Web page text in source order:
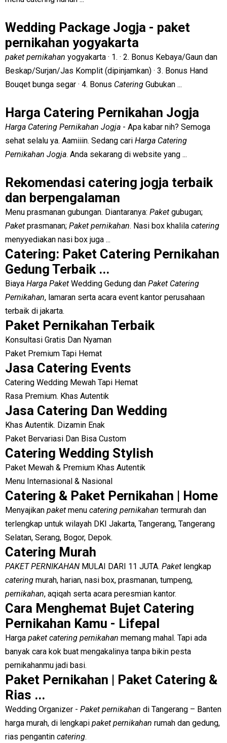
Wedding Package Jogja - paket
pernikahan yogyakarta
paket pernikahan yogyakarta · 1. · 2. Bonus Kebaya/Gaun dan
Beskap/Surjan/Jas Komplit (dipinjamkan) · 3. Bonus Hand
Bouqet bunga segar · 4. Bonus Catering Gubukan ...
Harga Catering Pernikahan Jogja
Harga Catering Pernikahan Jogja - Apa kabar nih? Semoga
sehat selalu ya. Aamiiin. Sedang cari Harga Catering
Pernikahan Jogja. Anda sekarang di website yang ...
Rekomendasi catering jogja terbaik
dan berpengalaman
Menu prasmanan gubungan. Diantaranya: Paket gubugan;
Paket prasmanan; Paket pernikahan. Nasi box khalila catering
menyyediakan nasi box juga ...
Catering: Paket Catering Pernikahan
Gedung Terbaik ...
Biaya Harga Paket Wedding Gedung dan Paket Catering
Pernikahan, lamaran serta acara event kantor perusahaan
terbaik di jakarta.
Paket Pernikahan Terbaik
Konsultasi Gratis Dan Nyaman
Paket Premium Tapi Hemat
Jasa Catering Events
Catering Wedding Mewah Tapi Hemat
Rasa Premium. Khas Autentik
Jasa Catering Dan Wedding
Khas Autentik. Dizamin Enak
Paket Bervariasi Dan Bisa Custom
Catering Wedding Stylish
Paket Mewah & Premium Khas Autentik
Menu Internasional & Nasional
Catering & Paket Pernikahan | Home
Menyajikan paket menu catering pernikahan termurah dan
terlengkap untuk wilayah DKI Jakarta, Tangerang, Tangerang
Selatan, Serang, Bogor, Depok.
Catering Murah
PAKET PERNIKAHAN MULAI DARI 11 JUTA. Paket lengkap
catering murah, harian, nasi box, prasmanan, tumpeng,
pernikahan, aqiqah serta acara peresmian kantor.
Cara Menghemat Bujet Catering
Pernikahan Kamu - Lifepal
Harga paket catering pernikahan memang mahal. Tapi ada
banyak cara kok buat mengakalinya tanpa bikin pesta
pernikahanmu jadi basi.
Paket Pernikahan | Paket Catering &
Rias ...
Wedding Organizer - Paket pernikahan di Tangerang – Banten
harga murah, di lengkapi paket pernikahan rumah dan gedung,
rias pengantin catering.